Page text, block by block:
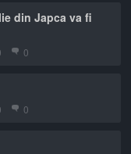
din Japca va fi
0
0